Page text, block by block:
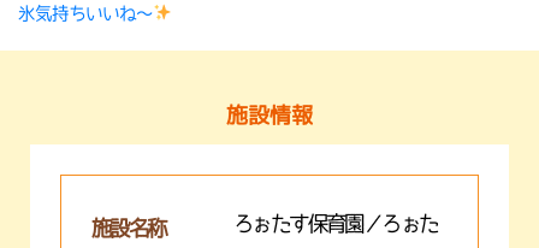
氷気持ちいいね〜
施設情報
施設名称
ろぉたす保育園／ろぉた